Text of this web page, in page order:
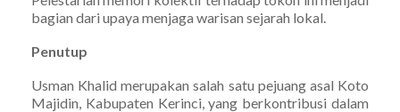
bagian dari upaya menjaga warisan sejarah lokal.
Penutup
Usman Khalid merupakan salah satu pejuang asal Koto
Majidin, Kabupaten Kerinci, yang berkontribusi dalam